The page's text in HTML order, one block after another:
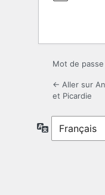
Mot de
← Aller sur
et Picardie
Langue